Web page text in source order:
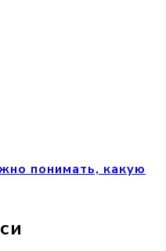
понимать, какую